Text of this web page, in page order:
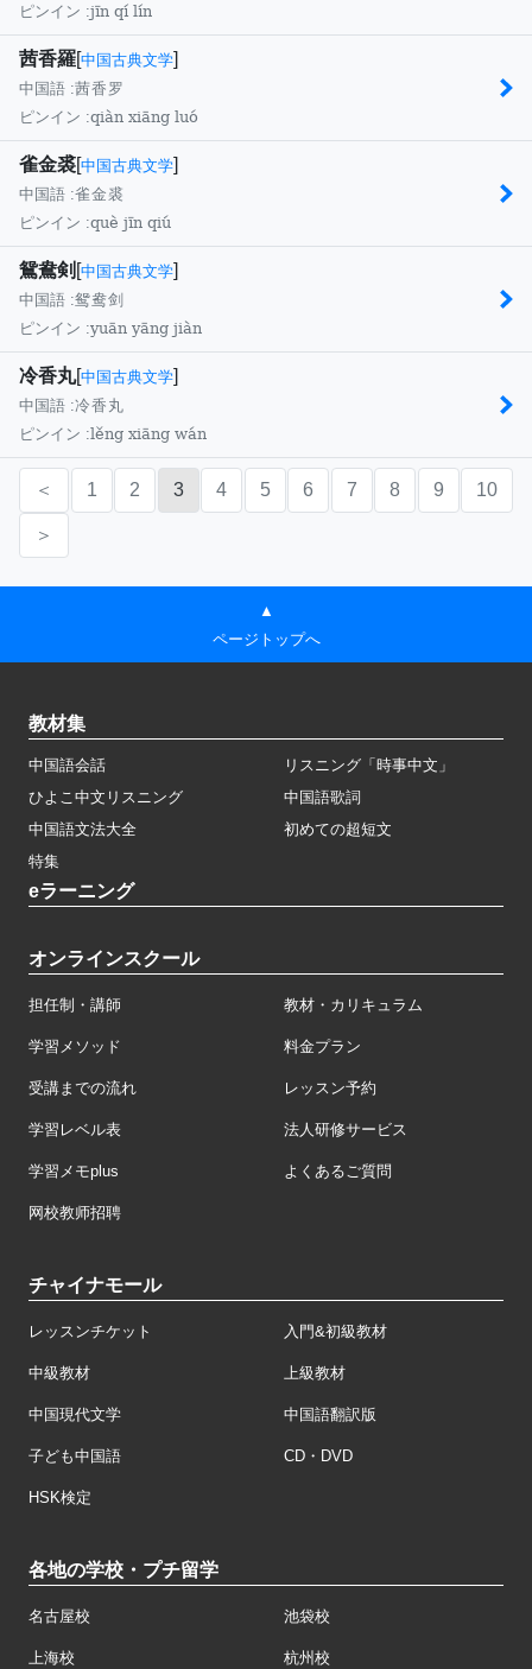
ピンイン :jīn qí lín
茜香羅[中国古典文学]
中国語 :茜香罗
ピンイン :qiàn xiāng luó
雀金裘[中国古典文学]
中国語 :雀金裘
ピンイン :què jīn qiú
鴛鴦剣 [中国古典文学]
中国語 :鸳鸯剑
ピンイン :yuān yāng jiàn
冷香丸[中国古典文学]
中国語 :冷香丸
ピンイン :lěng xiāng wán
＜ 1 2 3 4 5 6 7 8 9 10
＞
▲
ページトップへ
教材集
中国語会話
リスニング「時事中文」
ひよこ中文リスニング
中国語歌詞
中国語文法大全
初めての超短文
特集
eラーニング
オンラインスクール
担任制・講師 教材・カリキュラム
学習メソッド 料金プラン
受講までの流れ レッスン予約
学習レベル表 法人研修サービス
学習メモplus よくあるご質問
网校教师招聘
チャイナモール
レッスンチケット 入門&初級教材
中級教材 上級教材
中国現代文学 中国語翻訳版
子ども中国語 CD・DVD
HSK検定
各地の学校・プチ留学
名古屋校 池袋校
上海校 杭州校